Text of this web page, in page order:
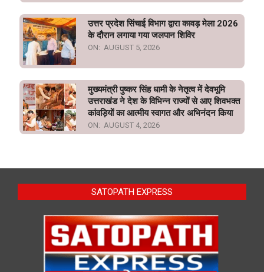
उत्तर प्रदेश सिंचाई विभाग द्वारा कावड़ मेला 2026
के दौरान लगाया गया जलपान शिविर
ON: AUGUST 5, 2026
मुख्यमंत्री पुष्कर सिंह धामी के नेतृत्व में देवभूमि
उत्तराखंड ने देश के विभिन्न राज्यों से आए शिवभक्त
कांवड़ियों का आत्मीय स्वागत और अभिनंदन किया
ON: AUGUST 4, 2026
SATOPATH EXPRESS